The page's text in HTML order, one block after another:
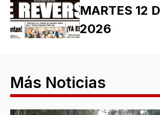
MARTES 12
2026
Más Noticias